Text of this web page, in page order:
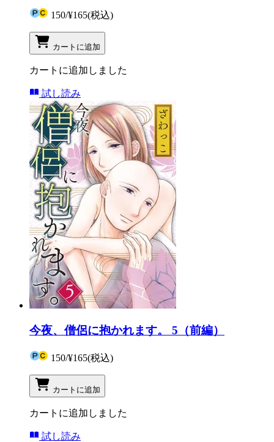
150/¥165(税込)
カートに追加
カートに追加しました
試し読み
今夜、僧侶に抱かれます。 5（前編）
150/¥165(税込)
カートに追加
カートに追加しました
試し読み